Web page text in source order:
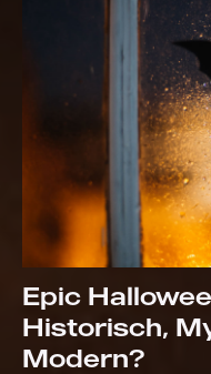
Epic
Historisch,
Modern?